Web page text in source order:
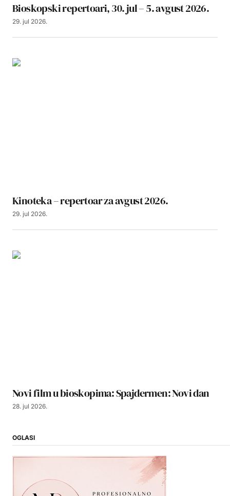
Bioskopski repertoari, 30. jul – 5. avgust 2026.
29. jul 2026.
Kinoteka – repertoar za avgust 2026.
29. jul 2026.
Novi film u bioskopima: Spajdermen: Novi dan
28. jul 2026.
OGLASI